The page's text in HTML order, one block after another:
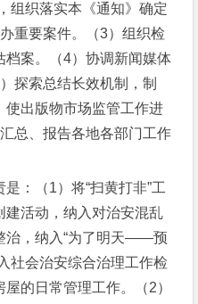
组织落实本《通知》确定
重要案件。（3）组织检
档案。（4）协调新闻媒体
探索总结长效机制，制
使出版物市场监管工作进
总、报告各地各部门工作
（1）将“扫黄打非”工
建活动，纳入对治安混乱
治，纳入“为了明天——预
社会治安综合治理工作检
的日常管理工作。（2）